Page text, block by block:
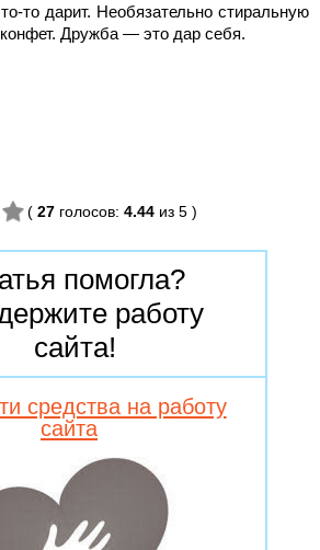
то дарит. Необязательно стиральную
Дружба — это дар себя.
( 27 голосов: 4.44из 5)
помогла?
работу
сайта!
средства на работу
сайта